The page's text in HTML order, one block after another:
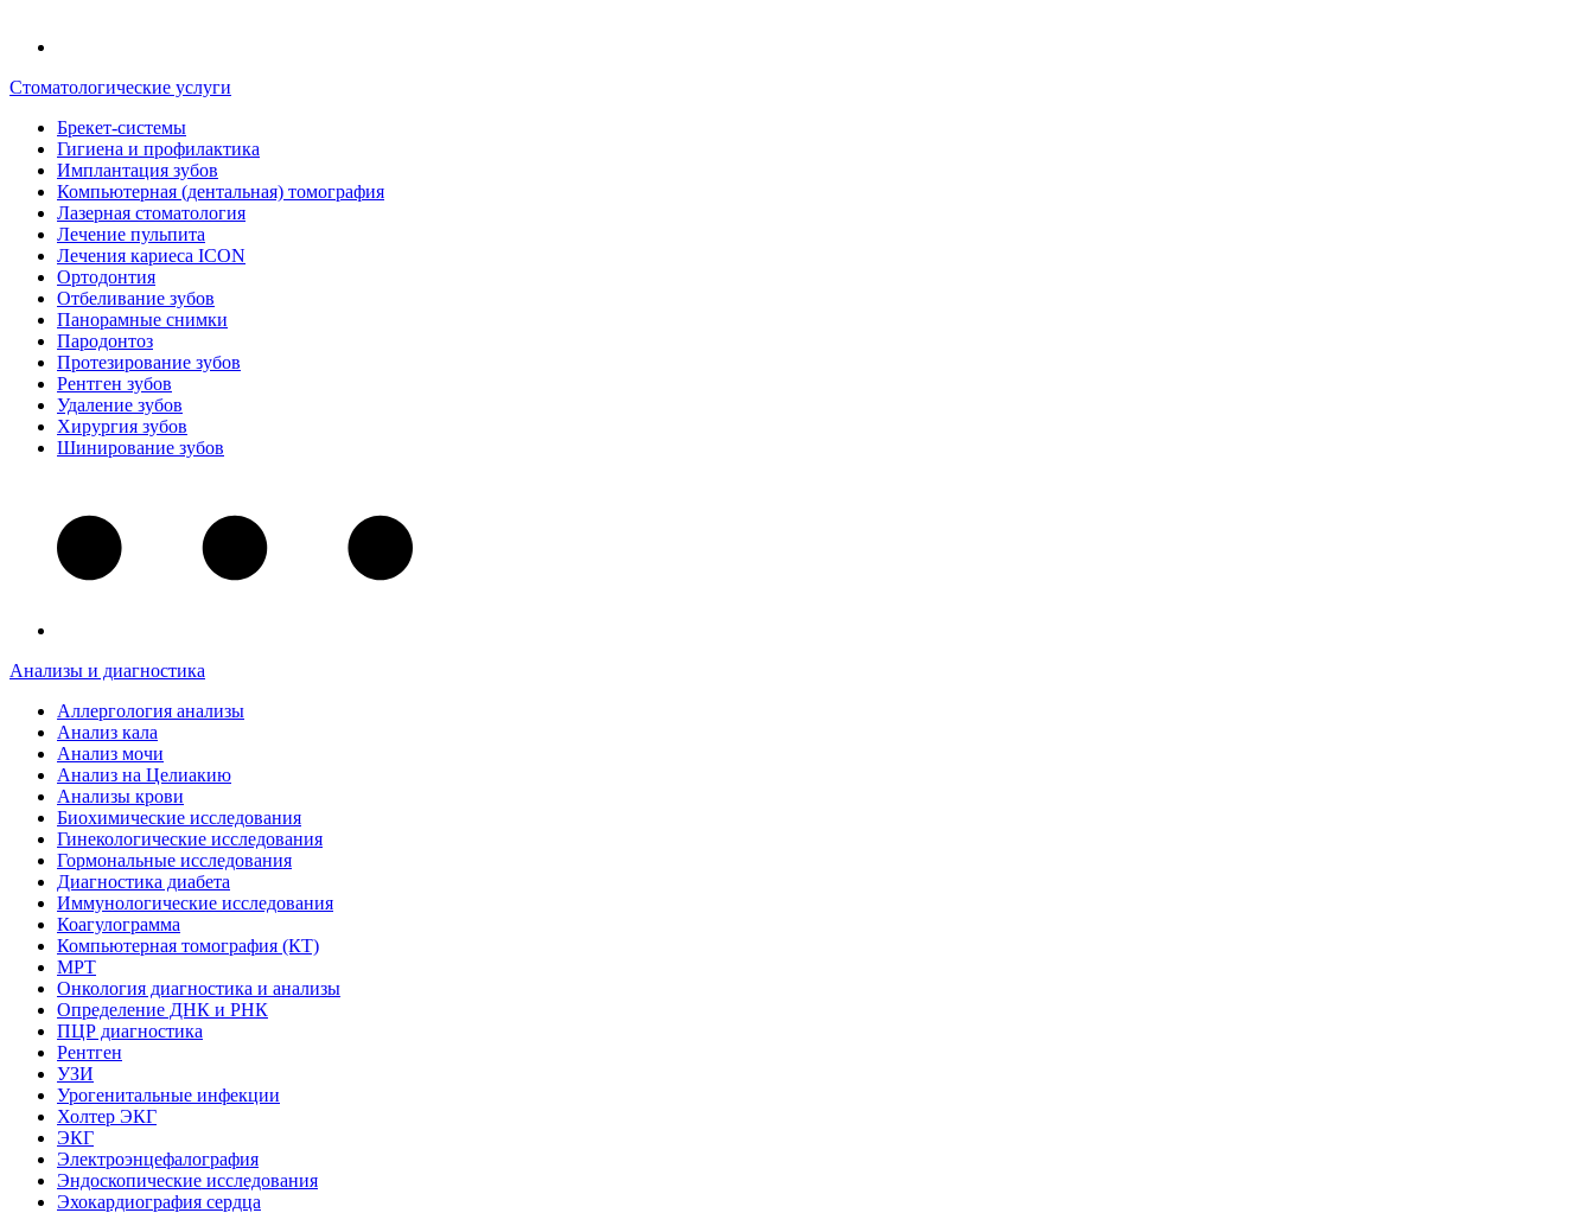
Стоматологические услуги
Брекет-системы
Гигиена и профилактика
Имплантация зубов
Компьютерная (дентальная) томография
Лазерная стоматология
Лечение пульпита
Лечения кариеса ICON
Ортодонтия
Отбеливание зубов
Панорамные снимки
Пародонтоз
Протезирование зубов
Рентген зубов
Удаление зубов
Хирургия зубов
Шинирование зубов
Анализы и диагностика
Аллергология анализы
Анализ кала
Анализ мочи
Анализ на Целиакию
Анализы крови
Биохимические исследования
Гинекологические исследования
Гормональные исследования
Диагностика диабета
Иммунологические исследования
Коагулограмма
Компьютерная томография (КТ)
МРТ
Онкология диагностика и анализы
Определение ДНК и РНК
ПЦР диагностика
Рентген
УЗИ
Урогенитальные инфекции
Холтер ЭКГ
ЭКГ
Электроэнцефалография
Эндоскопические исследования
Эхокардиография сердца